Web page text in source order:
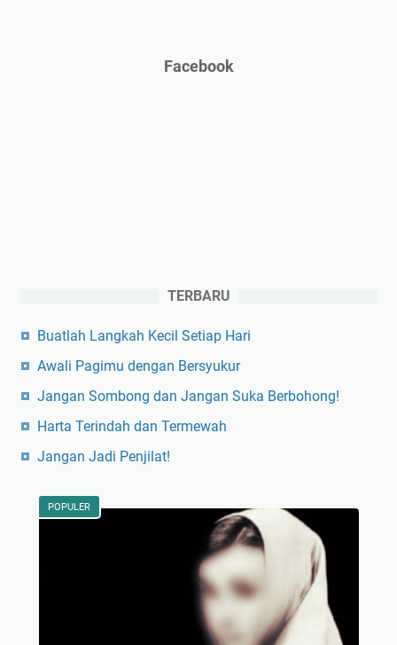
Facebook
TERBARU
Buatlah Langkah Kecil Setiap Hari
Awali Pagimu dengan Bersyukur
Jangan Sombong dan Jangan Suka Berbohong!
Harta Terindah dan Termewah
Jangan Jadi Penjilat!
POPULER